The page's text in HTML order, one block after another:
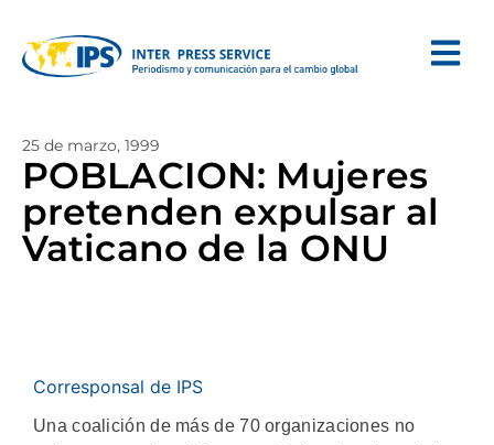
25 de marzo, 1999
POBLACION: Mujeres
pretenden expulsar al
Vaticano de la ONU
Corresponsal de IPS
Una coalición de más de 70 organizaciones no